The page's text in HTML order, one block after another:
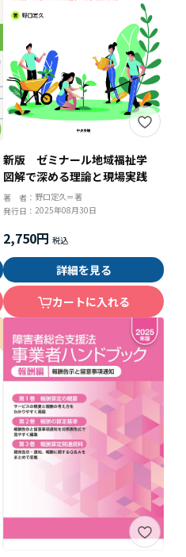
新版 ゼミナール地域福祉学
図解で深める理論と現場実践
著 者： 野口定久＝著
発行日： 2025年08月30日
2,750円
詳細を見る
カートに入れる